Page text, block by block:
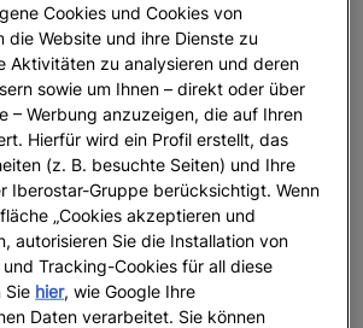
WELLNESS
Sie die besten Hotels mit
Geschichte
Weiterlesen
Cookies und Cookies von
die Website und ihre Dienste zu
Aktivitäten zu analysieren und deren
sowie um Ihnen – direkt oder über
– Werbung anzuzeigen, die auf Ihren
Hierfür wird ein Profil erstellt, das
(z. B. besuchte Seiten) und Ihre
Iberostar-Gruppe berücksichtigt. Wenn
„Cookies akzeptieren und
autorisieren Sie die Installation von
Tracking-Cookies für all diese
Sie hier, wie Google Ihre
Daten verarbeitet. Sie können